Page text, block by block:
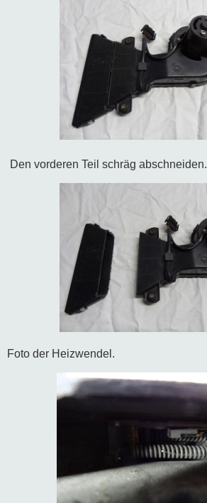
Den vorderen Teil schräg abschneiden.
Foto der Heizwendel.